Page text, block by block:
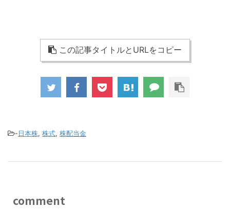
この記事タイトルとURLをコピー
-日本株, 株式, 株配当金
comment